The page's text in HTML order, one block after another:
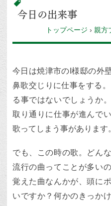
今日の出来事
トップページ › 親方
今日は焼津市のI様邸の外
鼻歌交じりに仕事をする
る事ではないでしょうか
取り通りに仕事が進んで
歌ってしまう事があります
でも、この時の歌。どん
流行の曲ってことが多い
覚えた曲なんかが、頭に
いですか？何かのきっか